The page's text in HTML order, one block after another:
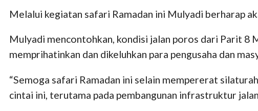
Melalui kegiatan safari Ramadan ini Mulyadi berharap
Mulyadi mencontohkan, kondisi jalan poros dari Parit 8
memprihatinkan dan dikeluhkan para pengusaha dan
“Semoga safari Ramadan ini selain mempererat
cintai ini, terutama pada pembangunan infrastruktur